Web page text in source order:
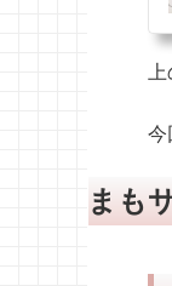
上
今
まも